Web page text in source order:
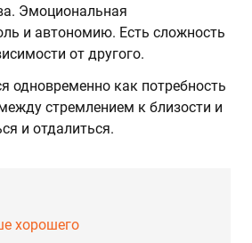
Эмоциональная
и автономию. Есть сложность
от другого.
одновременно как потребность
стремлением к близости и
и отдалиться.
хорошего